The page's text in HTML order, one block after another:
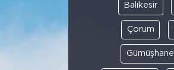
Balıkesir
Çorum
Gümüşhane